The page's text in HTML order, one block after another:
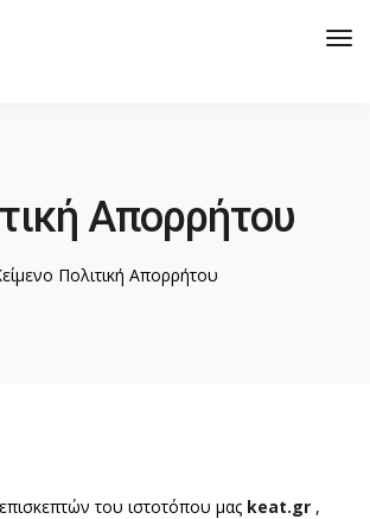
Απορρήτου
Πολιτική Απορρήτου
του ιστοτόπου μας keat.gr ,